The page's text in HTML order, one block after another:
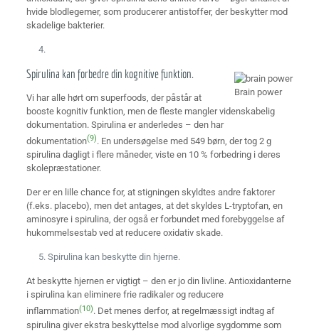
hvide blodlegemer, som producerer antistoffer, der beskytter mod
skadelige bakterier.
Brain power
Spirulina kan forbedre din kognitive funktion.
Vi har alle hørt om superfoods, der påstår at
booste kognitiv funktion, men de fleste mangler videnskabelig
dokumentation. Spirulina er anderledes – den har
dokumentation(9). En undersøgelse med 549 børn, der tog 2 g
spirulina dagligt i flere måneder, viste en 10 % forbedring i deres
skolepræstationer.
Der er en lille chance for, at stigningen skyldtes andre faktorer
(f.eks. placebo), men det antages, at det skyldes L-tryptofan, en
aminosyre i spirulina, der også er forbundet med forebyggelse af
hukommelsestab ved at reducere oxidativ skade.
Spirulina kan beskytte din hjerne.
At beskytte hjernen er vigtigt – den er jo din livline. Antioxidanterne
i spirulina kan eliminere frie radikaler og reducere
inflammation(10). Det menes derfor, at regelmæssigt indtag af
spirulina giver ekstra beskyttelse mod alvorlige sygdomme som